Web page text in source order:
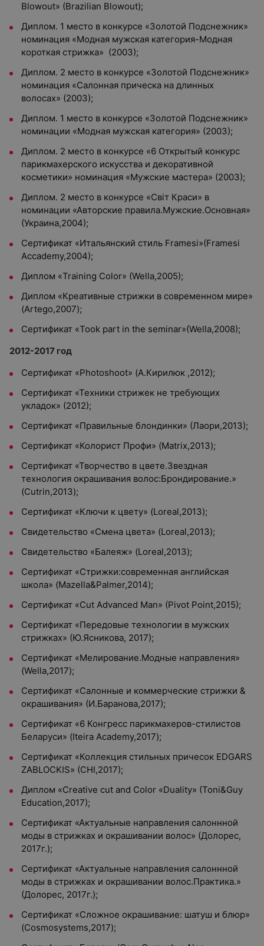
Blowout» (Brazilian Blowout);
Диплом. 1 место в конкурсе «Золотой Подснежник»
номинация «Модная мужская категория-Модная
короткая стрижка» (2003);
Диплом. 2 место в конкурсе «Золотой Подснежник»
номинация «Салонная прическа на длинных
волосах» (2003);
Диплом. 1 место в конкурсе «Золотой Подснежник»
номинации «Модная мужская категория» (2003);
Диплом. 2 место в конкурсе «6 Открытый конкурс
парикмахерского искусства и декоративной
косметики» номинация «Мужские мастера» (2003);
Диплом. 2 место в конкурсе «Свiт Краси» в
номинации «Авторские правила.Мужские.Основная»
(Украина,2004);
Сертификат «Итальянский стиль Framesi»(Framesi
Accademy,2004);
Диплом «Training Color» (Wella,2005);
Диплом «Креативные стрижки в современном мире»
(Artego,2007);
Сертификат «Took part in the seminar»(Wella,2008);
2012-2017 год
Сертификат «Photoshoot» (А.Кирилюк ,2012);
Сертификат «Техники стрижек не требующих
укладок» (2012);
Сертификат «Правильные блондинки» (Лаори,2013);
Сертификат «Колорист Профи» (Matrix,2013);
Сертификат «Творчество в цвете.Звездная
технология окрашивания волос:Брондирование.»
(Cutrin,2013);
Сертификат «Ключи к цвету» (Loreal,2013);
Свидетельство «Смена цвета» (Loreal,2013);
Свидетельство «Балеяж» (Loreal,2013);
Сертификат «Стрижки:современная английская
школа» (Mazella&Palmer,2014);
Сертификат «Cut Advanced Man» (Pivot Point,2015);
Сертификат «Передовые технологии в мужских
стрижках» (Ю.Ясникова, 2017);
Сертификат «Мелирование.Модные направления»
(Wella,2017);
Сертификат «Салонные и коммерческие стрижки &
окрашивания» (И.Баранова,2017);
Сертификат «6 Конгресс парикмахеров-стилистов
Беларуси» (Iteira Academy,2017);
Сертификат «Коллекция стильных причесок EDGARS
ZABLOCKIS» (CHI,2017);
Диплом «Creative cut and Color «Duality» (Toni&Guy
Education,2017);
Сертификат «Актуальные направления салоннной
моды в стрижках и окрашивании волос» (Долорес,
2017г.);
Сертификат «Актуальные направления салоннной
моды в стрижках и окрашивании волос.Практика.»
(Долорес, 2017г.);
Сертификат «Сложное окрашивание: шатуш и блюр»
(Cosmosystems,2017);